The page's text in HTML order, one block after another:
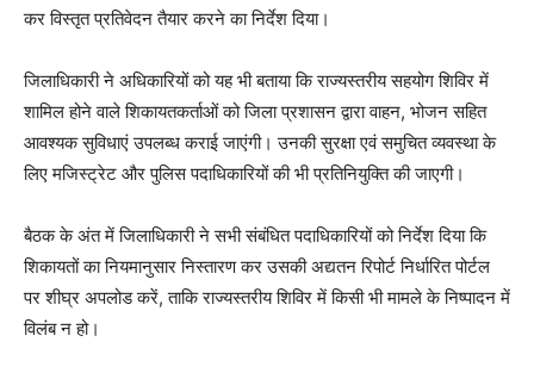
कर विस्तृत प्रतिवेदन तैयार करने का निर्देश दिया।
जिलाधिकारी ने अधिकारियों को यह भी बताया कि राज्यस्तरीय सहयोग शिविर में
शामिल होने वाले शिकायतकर्ताओं को जिला प्रशासन द्वारा वाहन, भोजन सहित
आवश्यक सुविधाएं उपलब्ध कराई जाएंगी। उनकी सुरक्षा एवं समुचित व्यवस्था के
लिए मजिस्ट्रेट और पुलिस पदाधिकारियों की भी प्रतिनियुक्ति की जाएगी।
बैठक के अंत में जिलाधिकारी ने सभी संबंधित पदाधिकारियों को निर्देश दिया कि
शिकायतों का नियमानुसार निस्तारण कर उसकी अद्यतन रिपोर्ट निर्धारित पोर्टल
पर शीघ्र अपलोड करें, ताकि राज्यस्तरीय शिविर में किसी भी मामले के निष्पादन में
विलंब न हो।